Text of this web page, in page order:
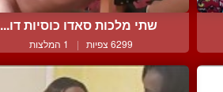
שתי מלכות סאדו כוסיות דו...
6299 צפיות | 1 המלצות